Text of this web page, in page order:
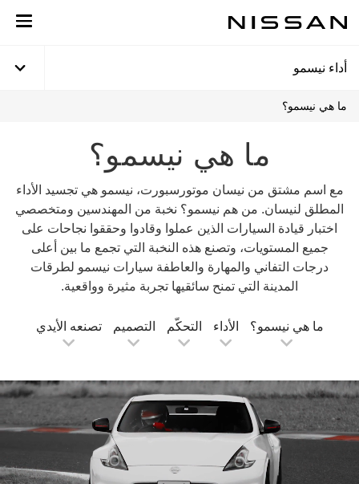
إلى
الرئيسي
أداء نيسمو
ما هي نيسمو؟
ما هي نيسمو؟
مع اسم مشتق من نيسان موتورسبورت، نيسمو هي تجسيد الأداء
المطلق لنيسان. من هم نيسمو؟ نخبة من المهندسين ومتخصصي
اختبار قيادة السيارات الذين عملوا وقادوا وحققوا نجاحات على
جميع المستويات، وتصنع هذه النخبة التي تجمع ما بين أعلى
درجات التفاني والمهارة والعاطفة سيارات نيسمو لطرقات
المدينة التي تمنح سائقيها تجربة مثيرة وواقعية.
ما هي نيسمو؟ الأداء التحكّم التصميم تصنعه الأيدي